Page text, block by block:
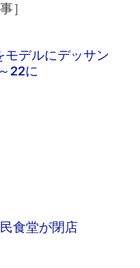
］
モデルにデッサン
22に
食堂が閉店